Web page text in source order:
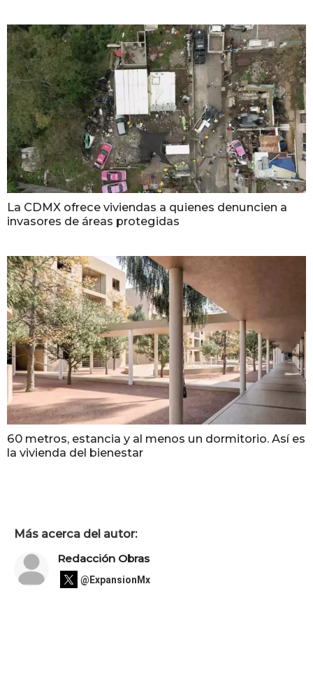
La CDMX ofrece viviendas a quienes denuncien a
invasores de áreas protegidas
60 metros, estancia y al menos un dormitorio. Así es
la vivienda del bienestar
Más acerca del autor:
Redacción Obras
@ExpansionMx